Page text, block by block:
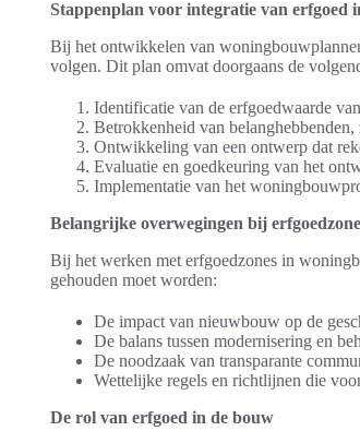
Stappenplan voor integratie van erfgoed
Bij het ontwikkelen van
volgen. Dit plan omvat doorgaans de
Identificatie van de erfgoedwaarde
Betrokkenheid van belanghebbenden,
Ontwikkeling van een ontwerp dat
Evaluatie en goedkeuring van het
Implementatie van het
Belangrijke overwegingen bij
Bij het werken met erfgoedzones in
gehouden moet worden:
De impact van nieuwbouw op de
De balans tussen modernisering en
De noodzaak van transparante
Wettelijke regels en richtlijnen die
De rol van erfgoed in de bouw